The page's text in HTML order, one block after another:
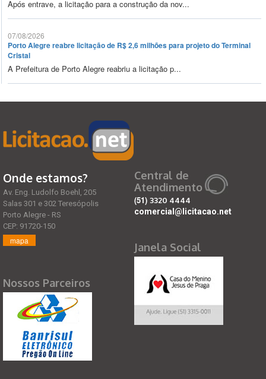
Após entrave, a licitação para a construção da nov...
07/08/2026
Porto Alegre reabre licitação de R$ 2,6 milhões para projeto do Terminal
Cristal
A Prefeitura de Porto Alegre reabriu a licitação p...
Onde estamos?
Av. Eng. Ludolfo Boehl, 205
Salas 301 e 302 Teresópolis
Porto Alegre - RS
CEP: 91720-150
mapa
Nossos Parceiros
Central de
Atendimento
(51) 3320 4444
comercial@licitacao.net
Janela Social